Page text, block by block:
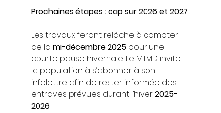
Prochaines étapes : cap sur 2026 et 2027
Les travaux feront relâche à compter
de la mi-décembre 2025 pour une
courte pause hivernale. Le MTMD invite
la population à s’abonner à son
infolettre afin de rester informée des
entraves prévues durant l’hiver 2025-
2026.